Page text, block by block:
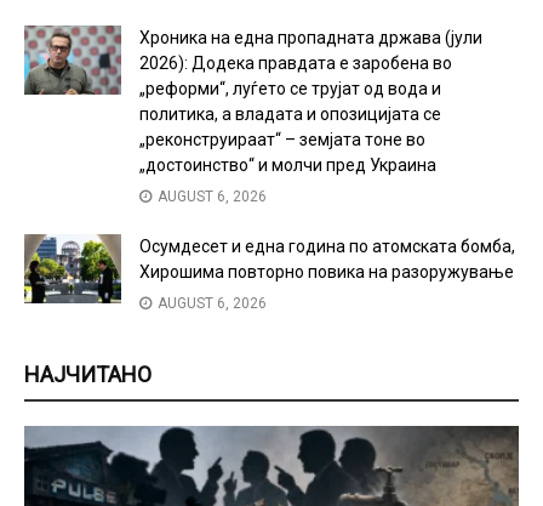
Хроника на една пропадната држава (јули
2026): Додека правдата е заробена во
„реформи“, луѓето се трујат од вода и
политика, а владата и опозицијата се
„реконструираат“ – земјата тоне во
„достоинство“ и молчи пред Украина
AUGUST 6, 2026
Осумдесет и една година по атомската бомба,
Хирошима повторно повика на разоружување
AUGUST 6, 2026
НАЈЧИТАНО